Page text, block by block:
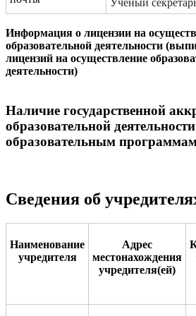
Информация о лицензии на
образовательной деятельности
лицензий на осуществление
деятельности)
Наличие государственной
образовательной
образовательным
Сведения об
Наименование
учредителя
Адрес
местонахождения
учредителя(ей)